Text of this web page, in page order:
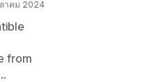
าคม 2024
from